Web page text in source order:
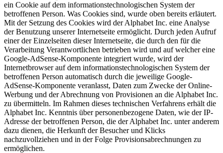
ein Cookie auf dem informationstechnologischen System der
betroffenen Person. Was Cookies sind, wurde oben bereits erläutert.
Mit der Setzung des Cookies wird der Alphabet Inc. eine Analyse
der Benutzung unserer Internetseite ermöglicht. Durch jeden Aufruf
einer der Einzelseiten dieser Internetseite, die durch den für die
Verarbeitung Verantwortlichen betrieben wird und auf welcher eine
Google-AdSense-Komponente integriert wurde, wird der
Internetbrowser auf dem informationstechnologischen System der
betroffenen Person automatisch durch die jeweilige Google-
AdSense-Komponente veranlasst, Daten zum Zwecke der Online-
Werbung und der Abrechnung von Provisionen an die Alphabet Inc.
zu übermitteln. Im Rahmen dieses technischen Verfahrens erhält die
Alphabet Inc. Kenntnis über personenbezogene Daten, wie der IP-
Adresse der betroffenen Person, die der Alphabet Inc. unter anderem
dazu dienen, die Herkunft der Besucher und Klicks
nachzuvollziehen und in der Folge Provisionsabrechnungen zu
ermöglichen.